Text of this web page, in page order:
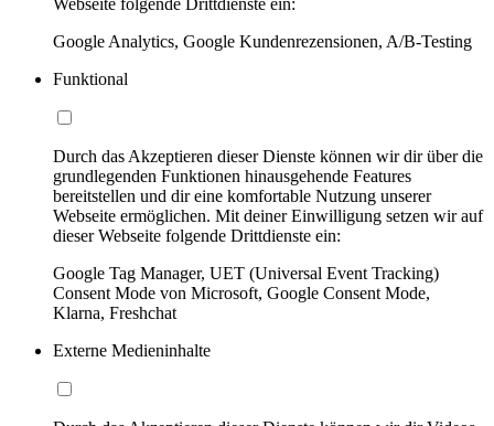
Webseite folgende Drittdienste ein:
Google Analytics, Google Kundenrezensionen, A/B-Testing
Funktional
Durch das Akzeptieren dieser Dienste können wir dir über die
grundlegenden Funktionen hinausgehende Features
bereitstellen und dir eine komfortable Nutzung unserer
Webseite ermöglichen. Mit deiner Einwilligung setzen wir auf
dieser Webseite folgende Drittdienste ein:
Google Tag Manager, UET (Universal Event Tracking)
Consent Mode von Microsoft, Google Consent Mode,
Klarna, Freshchat
Externe Medieninhalte